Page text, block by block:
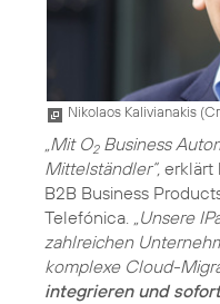
Nikolaos Kalivianakis (
„Mit O2Business
Mittelständler“, erklärt
B2B Business
Telefónica. „Unsere
zahlreichen
komplexe Cloud-
integrieren und